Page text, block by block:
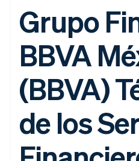
Grupo
BBVA
(BBVA)
de los